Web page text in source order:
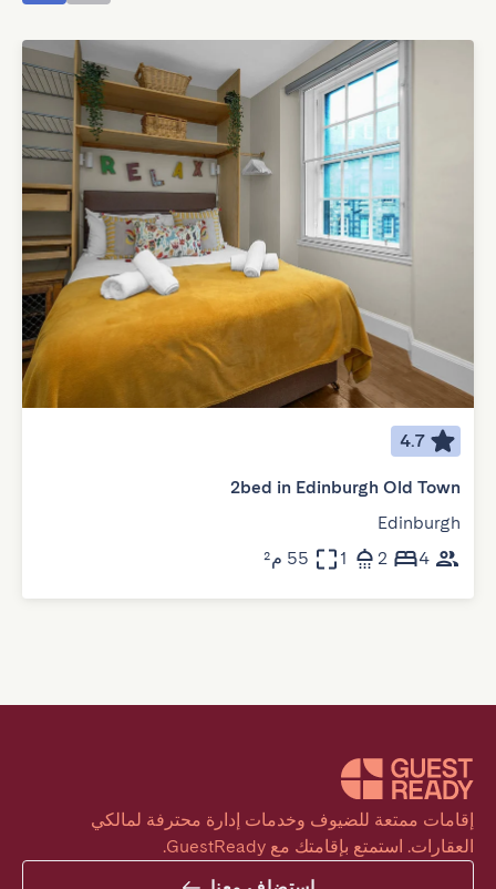
4.7
2bed in Edinburgh Old Town
Edinburgh
4
2
1 55 م²
العقارات. استمتع بإقامتك مع GuestReady.